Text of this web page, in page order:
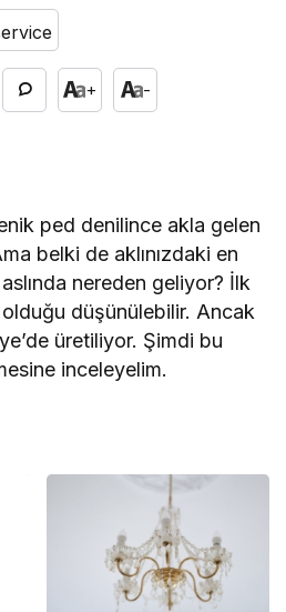
+ -
ped denilince akla gelen
belki de aklınızdaki en
nereden geliyor? İlk
düşünülebilir. Ancak
üretiliyor. Şimdi bu
inceleyelim.